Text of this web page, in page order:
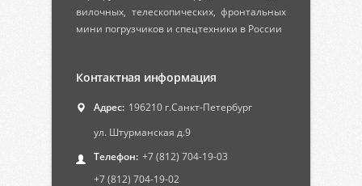
вилочных, телескопических, фронтальных
мини погрузчиков и спецтехники в России
Контактная информация
Адрес: 196210 г.Санкт-Петербург
ул. Штурманская д.9
Телефон: +7 (812) 704-19-03
+7 (812) 704-19-02